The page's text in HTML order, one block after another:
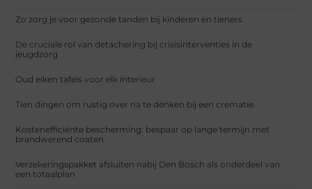
Zo zorg je voor gezonde tanden bij kinderen en tieners
De cruciale rol van detachering bij crisisinterventies in de
jeugdzorg
Oud eiken tafels voor elk interieur
Tien dingen om rustig over na te denken bij een crematie
Kostenefficiënte bescherming: bespaar op lange termijn met
brandwerend coaten
Verzekeringspakket afsluiten nabij Den Bosch als onderdeel van
een totaalplan